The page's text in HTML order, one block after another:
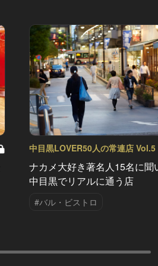
中目黒LOVER50人の常連店 Vol.5
ナカメ大好き著名人15名に聞
中目黒でリアルに通う店
#バル・ビストロ